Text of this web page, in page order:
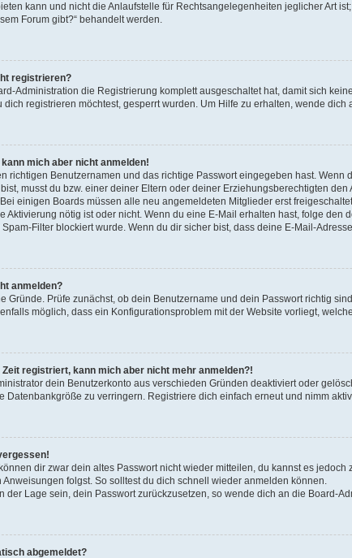
kann und nicht die Anlaufstelle für Rechtsangelegenheiten jeglicher Art
Forum gibt?“ behandelt werden.
registrieren?
Administration die Registrierung komplett ausgeschaltet hat, damit sich
dich registrieren möchtest, gesperrt wurden. Um Hilfe zu erhalten, wende dich
mich aber nicht anmelden!
richtigen Benutzernamen und das richtige Passwort eingegeben hast. Wenn
musst du bzw. einer deiner Eltern oder deiner Erziehungsberechtigten
einigen Boards müssen alle neu angemeldeten Mitglieder erst
Aktivierung nötig ist oder nicht. Wenn du eine E-Mail erhalten hast, folge
Filter blockiert wurde. Wenn du dir sicher bist, dass deine E-Mail-
anmelden?
Gründe. Prüfe zunächst, ob dein Benutzername und dein Passwort richtig
möglich, dass ein Konfigurationsproblem mit der Website vorliegt,
Zeit registriert, kann mich aber nicht mehr anmelden?!
dein Benutzerkonto aus verschieden Gründen deaktiviert oder
Datenbankgröße zu verringern. Registriere dich einfach erneut und nimm
dir zwar dein altes Passwort nicht wieder mitteilen, du kannst es
Anweisungen folgst. So solltest du dich schnell wieder anmelden können.
der Lage sein, dein Passwort zurückzusetzen, so wende dich an die Board-
abgemeldet?